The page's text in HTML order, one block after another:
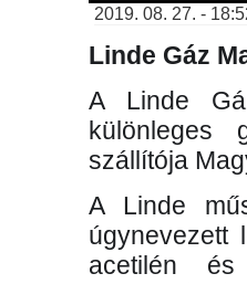
2019. 08. 27. -
Linde Gáz
A Linde
különleges
szállítója
A Linde
úgynevezett
acetilén és